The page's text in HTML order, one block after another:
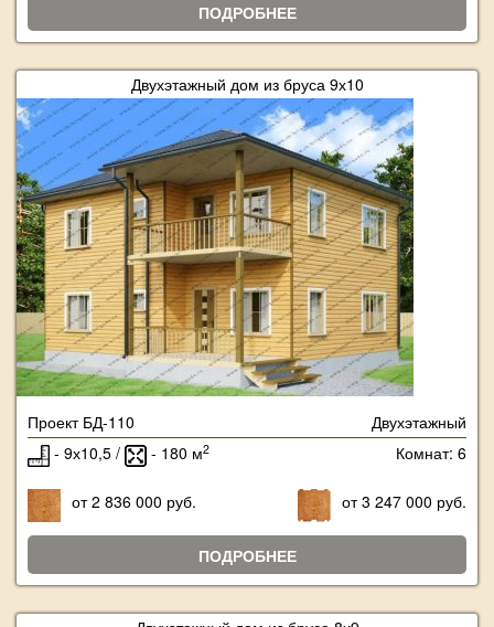
ПОДРОБНЕЕ
Двухэтажный дом из бруса 9х10
Проект БД-110
Двухэтажный
- 9х10,5 /
- 180 м2 Комнат: 6
от 2 836 000 руб. от 3 247 000 руб.
ПОДРОБНЕЕ